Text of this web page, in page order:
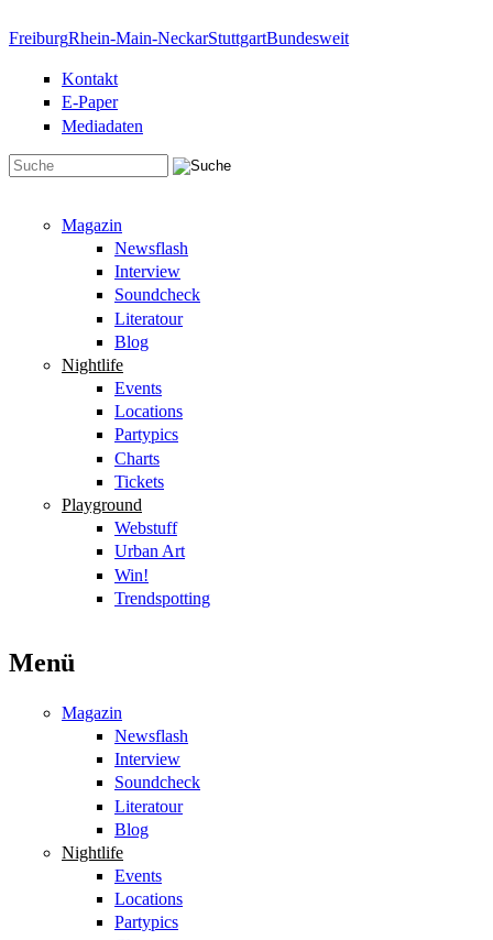
FreiburgRhein-Main-NeckarStuttgartBundesweit
Kontakt
E-Paper
Mediadaten
Magazin
Newsflash
Interview
Soundcheck
Literatour
Blog
Nightlife
Events
Locations
Partypics
Charts
Tickets
Playground
Webstuff
Urban Art
Win!
Trendspotting
Menü
Magazin
Newsflash
Interview
Soundcheck
Literatour
Blog
Nightlife
Events
Locations
Partypics